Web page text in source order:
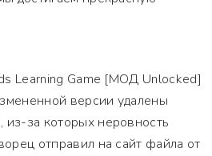
Learning Game [МОД Unlocked]
версии удалены
за которых неровность
отправил на сайт файла от